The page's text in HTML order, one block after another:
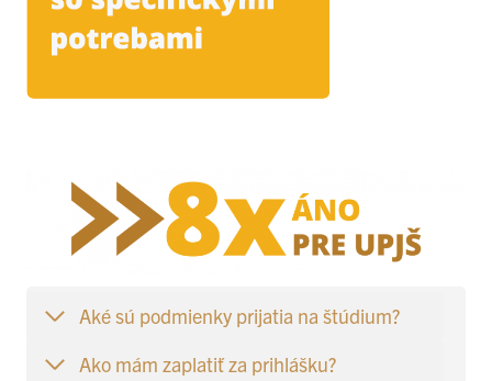
Aké sú podmienky prijatia na štúdium?
Ako mám zaplatiť za prihlášku?